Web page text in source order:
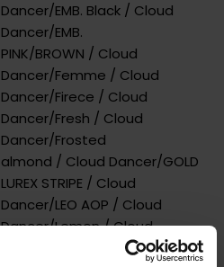
Dancer/EMB. Black / Cloud
Dancer/EMB.
PINK/BROWN / Cloud
Dancer/Femme / Cloud
Dancer/Firece / Cloud
Dancer/Fresh / Cloud
Dancer/Frosted
almond / Cloud Dancer/GOLD
LUREX STRIPE / Cloud
Dancer/LEO AOP / Cloud
Dancer/Lemon/ Cloud
Dancer/Lemonade/ Cloud